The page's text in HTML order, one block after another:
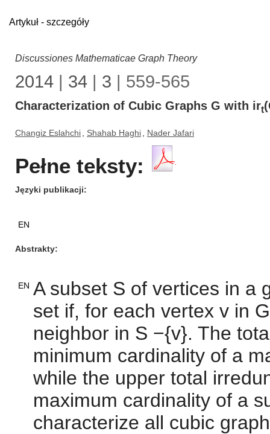
Artykuł - szczegóły
Discussiones Mathematicae Graph Theory
2014 | 34 | 3 | 559-565
Characterization of Cubic Graphs G with irt
Changiz Eslahchi Shahab Haghi Nader Jafari
Pełne teksty:
Języki publikacji
EN
Abstrakty
EN A subset S of vertices in a
set if, for each vertex v in
neighbor in S −{v}. The
minimum cardinality of a
while the upper total
maximum cardinality of a
characterize all cubic